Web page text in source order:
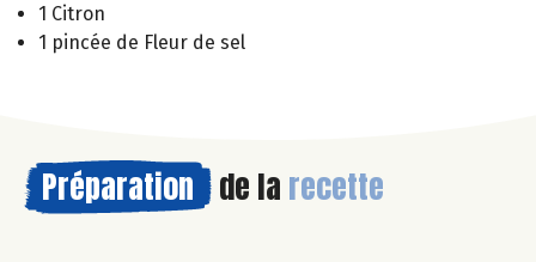
1 Citron
1 pincée de Fleur de sel
Préparation de la recette